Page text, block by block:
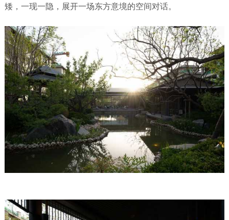
矮，一现一隐，展开一场东方意境的空间对话。